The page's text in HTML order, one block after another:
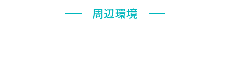
周辺環境